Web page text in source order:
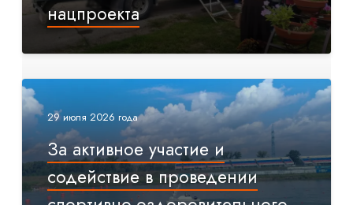
нацпроекта
29 июля 2026 года
За активное участие и
содействие в проведении